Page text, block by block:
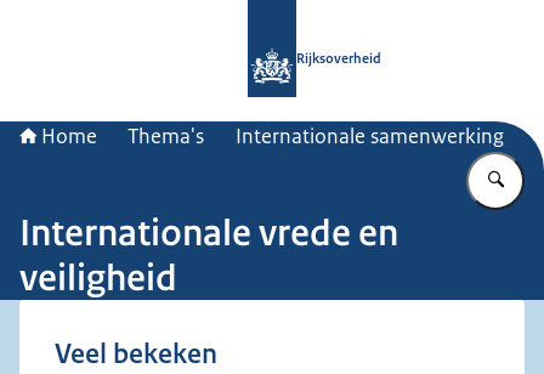
Rijksoverheid
Home Thema's Internationale samenwerking
Internationale vrede en
veiligheid
Veel bekeken